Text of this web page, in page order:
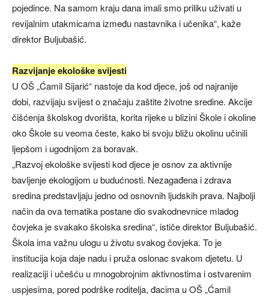
pojedince. Na samom kraju dana imali smo priliku uživati u
revijalnim utakmicama između nastavnika i učenika“, kaže
direktor Buljubašić.
Razvijanje ekološke svijesti
U OŠ „Ćamil Sijarić“ nastoje da kod djece, još od najranije
dobi, razvijaju svijest o značaju zaštite životne sredine. Akcije
čišćenja školskog dvorišta, korita rijeke u blizini Škole i okoline
oko Škole su veoma česte, kako bi svoju bližu okolinu učinili
ljepšom i ugodnijom za boravak.
„Razvoj ekološke svijesti kod djece je osnov za aktivnije
bavljenje ekologijom u budućnosti. Nezagađena i zdrava
sredina predstavljaju jedno od osnovnih ljudskih prava. Najbolji
način da ova tematika postane dio svakodnevnice mladog
čovjeka je svakako školska sredina“, ističe direktor Buljubašić.
Škola ima važnu ulogu u životu svakog čovjeka. To je
institucija koja daje nadu i pruža oslonac svakom djetetu. U
realizaciji i učešću u mnogobrojnim aktivnostima i ostvarenim
uspjesima, pored podrške roditelja, đacima u OŠ „Ćamil